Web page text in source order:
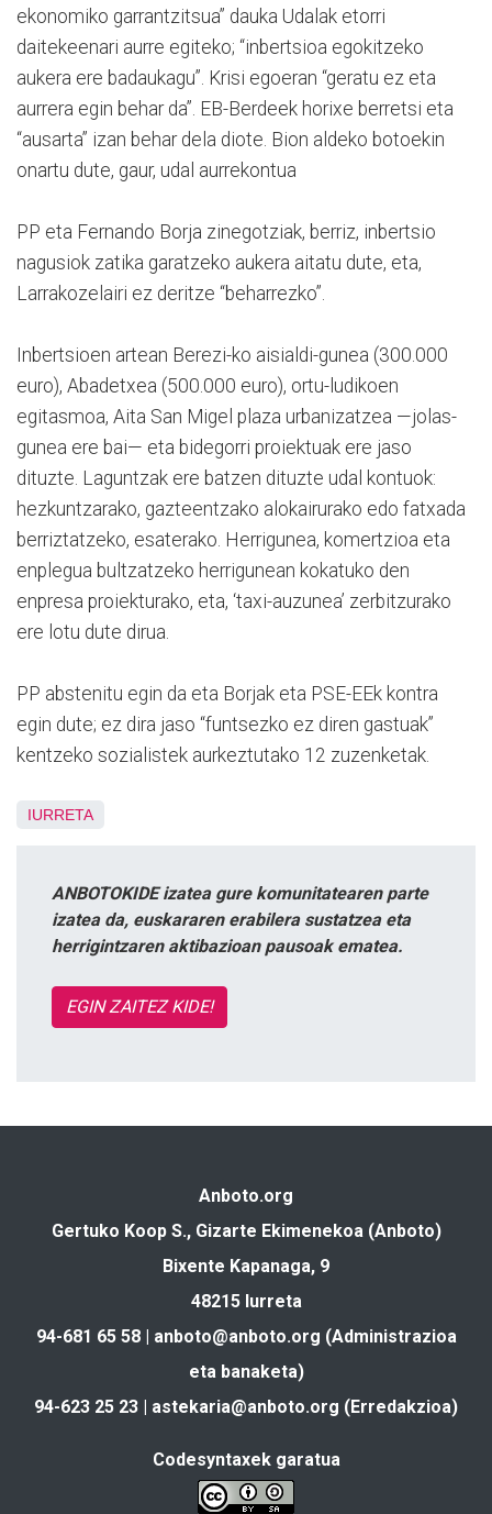
ekonomiko garrantzitsua” dauka Udalak etorri
daitekeenari aurre egiteko; “inbertsioa egokitzeko
aukera ere badaukagu”. Krisi egoeran “geratu ez eta
aurrera egin behar da”. EB-Berdeek horixe berretsi eta
“ausarta” izan behar dela diote. Bion aldeko botoekin
onartu dute, gaur, udal aurrekontua
PP eta Fernando Borja zinegotziak, berriz, inbertsio
nagusiok zatika garatzeko aukera aitatu dute, eta,
Larrakozelairi ez deritze “beharrezko”.
Inbertsioen artean Berezi-ko aisialdi-gunea (300.000
euro), Abadetxea (500.000 euro), ortu-ludikoen
egitasmoa, Aita San Migel plaza urbanizatzea —jolas-
gunea ere bai— eta bidegorri proiektuak ere jaso
dituzte. Laguntzak ere batzen dituzte udal kontuok:
hezkuntzarako, gazteentzako alokairurako edo fatxada
berriztatzeko, esaterako. Herrigunea, komertzioa eta
enplegua bultzatzeko herrigunean kokatuko den
enpresa proiekturako, eta, ‘taxi-auzunea’ zerbitzurako
ere lotu dute dirua.
PP abstenitu egin da eta Borjak eta PSE-EEk kontra
egin dute; ez dira jaso “funtsezko ez diren gastuak”
kentzeko sozialistek aurkeztutako 12 zuzenketak.
IURRETA
ANBOTOKIDE izatea gure komunitatearen parte
izatea da, euskararen erabilera sustatzea eta
herrigintzaren aktibazioan pausoak ematea.
EGIN ZAITEZ KIDE!
Anboto.org
Gertuko Koop S., Gizarte Ekimenekoa (Anboto)
Bixente Kapanaga, 9
48215 Iurreta
94-681 65 58 | anboto@anboto.org (Administrazioa
eta banaketa)
94-623 25 23 | astekaria@anboto.org (Erredakzioa)
Codesyntaxek garatua